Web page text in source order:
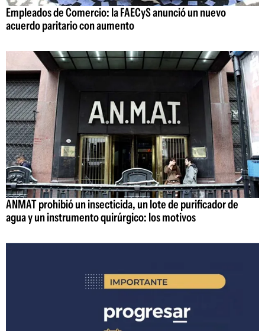
Empleados de Comercio: la FAECyS anunció un nuevo
acuerdo paritario con aumento
ANMAT prohibió un insecticida, un lote de purificador de
agua y un instrumento quirúrgico: los motivos